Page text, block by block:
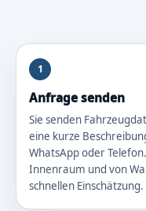
1
Anfrage senden
Sie senden
eine kurze
WhatsApp oder
Innenraum und von
schnellen Einschätzung.